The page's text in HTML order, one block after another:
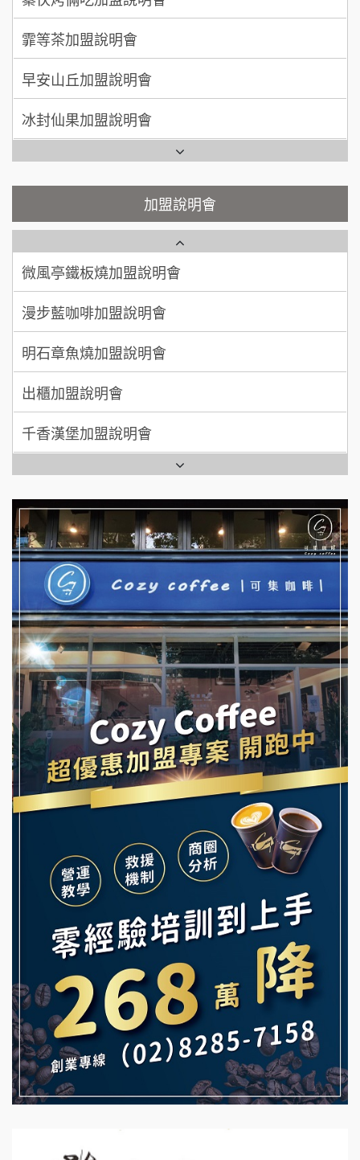
加盟預算
何 先生/小姐
加盟預算
呂 先生/小姐
加盟預算 200萬~400萬
顏 先生/小姐 台北市
廖 先生/小姐 高雄市
加盟預算
早安山丘加盟說明會
冰封仙果加盟說明會
Ramble Café 漫步藍咖啡加盟說明會
微風亭鐵板燒加盟說明會
【曉妍美妝】誠徵行政櫃檯
自助洗衣店誠徵代洗收送人員(台中市)
MUSHEN徵SPA美容芳療師
日十。早午食加盟說明會
拾鑶火鍋加盟說明會
全家加盟說明會
台灣G湯加盟說明會
彭富貴加盟說明會
NU PASTA義大利麵加盟說明會
潮鍋癮加盟說明會
蓁伙烤倆吃加盟說明會
霏等茶加盟說明會
早安山丘加盟說明會
冰封仙果加盟說明會
Ramble Café 漫步藍咖啡加盟說明會
微風亭鐵板燒加盟說明會
鮮茶道加盟說明會
【曉妍美妝】誠徵行政櫃檯
自助洗衣店誠徵代洗收送人員(台中市)
MUSHEN徵SPA美容芳療師
日十。早午食加盟說明會
拾鑶火鍋加盟說明會
加盟說明會
手作功夫茶加盟說明會
SHARE TEA歇腳亭加盟說明會
潮味決-湯滷專門店加盟說明會
鮮茶道加盟說明會
微風亭鐵板燒加盟說明會
漫步藍咖啡加盟說明會
明石章魚燒加盟說明會
出櫃加盟說明會
千香漢堡加盟說明會
七盞茶加盟說明會
拉亞漢堡加盟說明會
杜芳子古味茶鋪加盟說明會
優握握×酸奶大獅加盟說明會
冬城門加盟說明會
拾鑶火鍋加盟說明會
阿性情趣無人販售所加盟明會
龍涎居好湯加盟說明會
舒油頭加盟說明會
韓金量加盟說明會
Mr.Wish加盟說明會
白鬍泡泡 BOHO POPO加盟說明會
雞咕雞咕加盟說明會
TEA TOP加盟說明會
珍好味臭臭鍋加盟說明會
藍象廷泰式火鍋加盟說明會